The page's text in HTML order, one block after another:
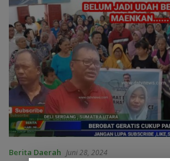
Berita Daerah Juni 28, 2024